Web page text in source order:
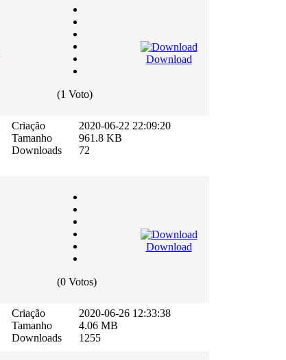
(1 Voto)
Download
Criação
Tamanho
Downloads
2020-06-22 22:09:20
961.8 KB
72
(0 Votos)
Download
Criação
Tamanho
Downloads
2020-06-26 12:33:38
4.06 MB
1255